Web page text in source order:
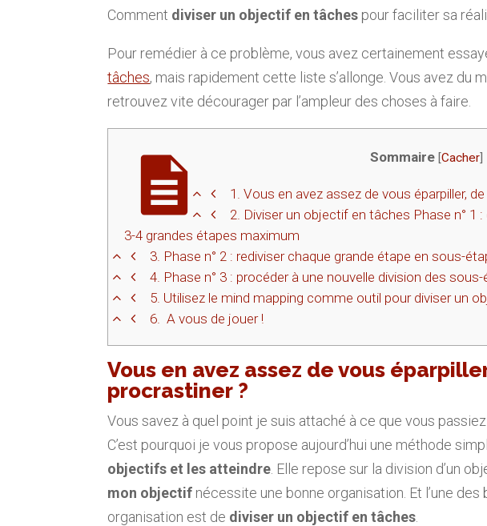
Comment diviser un objectif en tâches pour faciliter sa
Pour remédier à ce problème, vous avez certainement
tâches, mais rapidement cette liste s’allonge. Vous avez du
retrouvez vite décourager par l’ampleur des choses à faire.
Sommaire [Cacher]
1. Vous en avez assez de vous éparpiller,
2. Diviser un objectif en tâches Phase n° 1
3-4 grandes étapes maximum
3. Phase n° 2 : rediviser chaque grande étape en sous-
4. Phase n° 3 : procéder à une nouvelle division des
5. Utilisez le mind mapping comme outil pour diviser un
6. A vous de jouer !
Vous en avez assez de vous
procrastiner ?
Vous savez à quel point je suis attaché à ce que vous
C’est pourquoi je vous propose aujourd’hui une méthode
objectifs et les atteindre . Elle repose sur la division d’un
mon objectif nécessite une bonne organisation. Et l’une
organisation est de diviser un objectif en tâches